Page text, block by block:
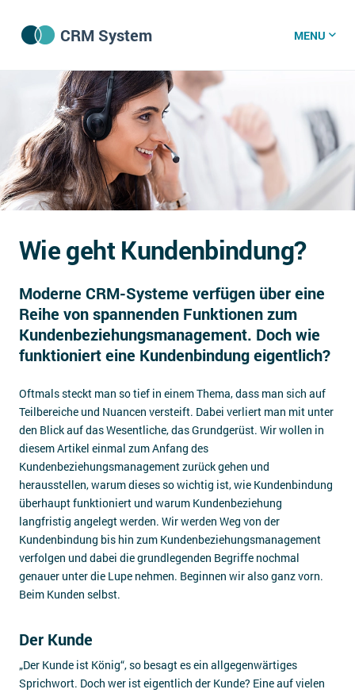
CRM System
CRM Software
CRM Wissenszentrum
CRM News
Was ist CRM?
Offene Stellen bei CRM-Lieferanten
Über uns
DSGVO/GDPR
Kontakt
MENU
Wie geht Kundenbindung?
Moderne CRM-Systeme verfügen über eine
Reihe von spannenden Funktionen zum
Kundenbeziehungsmanagement. Doch wie
funktioniert eine Kundenbindung eigentlich?
Oftmals steckt man so tief in einem Thema, dass man sich auf
Teilbereiche und Nuancen versteift. Dabei verliert man mit unter
den Blick auf das Wesentliche, das Grundgerüst. Wir wollen in
diesem Artikel einmal zum Anfang des
Kundenbeziehungsmanagement zurück gehen und
herausstellen, warum dieses so wichtig ist, wie Kundenbindung
überhaupt funktioniert und warum Kundenbeziehung
langfristig angelegt werden. Wir werden Weg von der
Kundenbindung bis hin zum Kundenbeziehungsmanagement
verfolgen und dabei die grundlegenden Begriffe nochmal
genauer unter die Lupe nehmen. Beginnen wir also ganz vorn.
Beim Kunden selbst.
Der Kunde
„Der Kunde ist König“, so besagt es ein allgegenwärtiges
Sprichwort. Doch wer ist eigentlich der Kunde? Eine auf vielen